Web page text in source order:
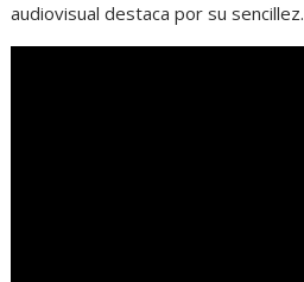
audiovisual destaca por su sencillez.